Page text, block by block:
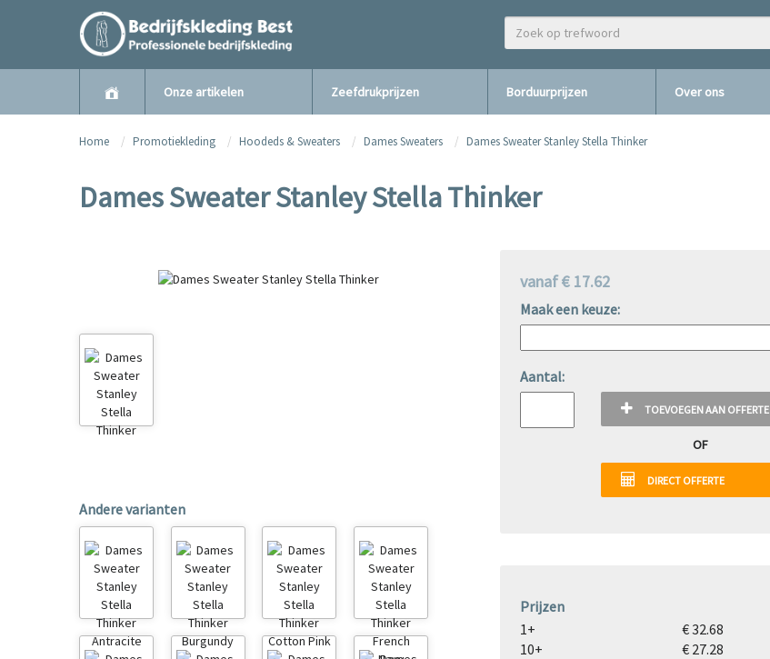
Onze artikelen Zeefdrukprijzen Borduurprijzen Over ons
Home Promotiekleding Hoodeds & Sweaters Dames Sweaters Dames Sweater Stanley Stella Thinker
Dames Sweater Stanley Stella Thinker
Andere varianten
vanaf € 17.62
Maak een keuze:
Aantal:
TOEVOEGEN AAN OFFERTE
OF
DIRECT OFFERTE
Prijzen
1+
€ 32.68
10+
€ 27.28